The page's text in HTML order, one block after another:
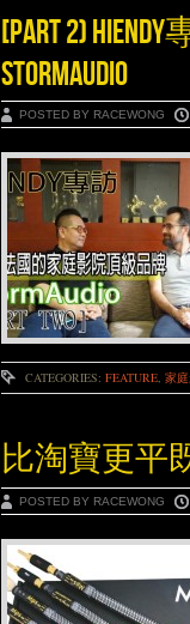
[PART 2)
STORMAUDIO
POSTED BY RACEWONG
CATEGORIES: FEATURE, 家
比淘寶更平既
POSTED BY RACEWONG